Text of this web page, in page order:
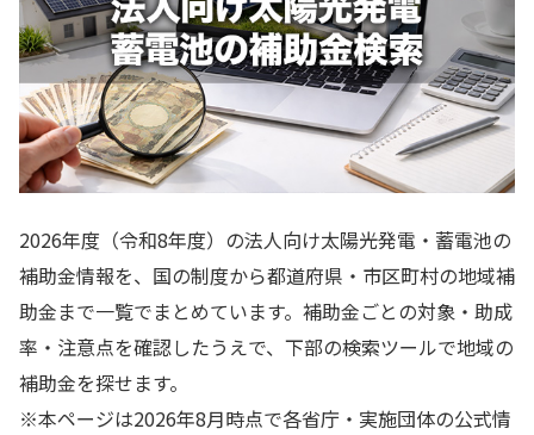
2026年度（令和8年度）の法人向け太陽光発電・蓄電池の
補助金情報を、国の制度から都道府県・市区町村の地域補
助金まで一覧でまとめています。補助金ごとの対象・助成
率・注意点を確認したうえで、下部の検索ツールで地域の
補助金を探せます。
※本ページは2026年8月時点で各省庁・実施団体の公式情